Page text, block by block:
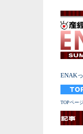
ENAK
TOPページ